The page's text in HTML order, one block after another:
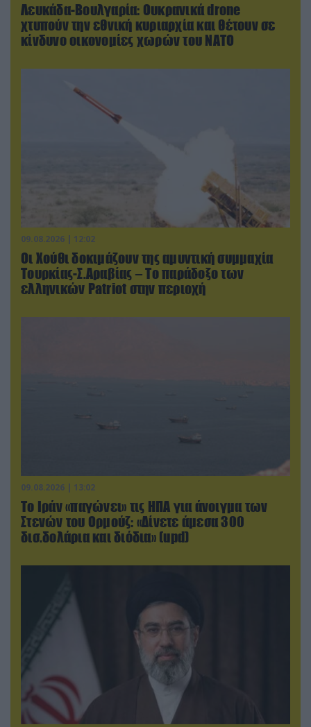
Λευκάδα-Βουλγαρία: Ουκρανικά drone
χτυπούν την εθνική κυριαρχία και θέτουν σε
κίνδυνο οικονομίες χωρών του ΝΑΤΟ
09.08.2026 | 12:02
Οι Χούθι δοκιμάζουν της αμυντική συμμαχία
Τουρκίας-Σ.Αραβίας – Το παράδοξο των
ελληνικών Patriot στην περιοχή
09.08.2026 | 13:02
Το Ιράν «παγώνει» τις ΗΠΑ για άνοιγμα των
Στενών του Ορμούζ: «Δίνετε άμεσα 300
δισ.δολάρια και διόδια» (upd)